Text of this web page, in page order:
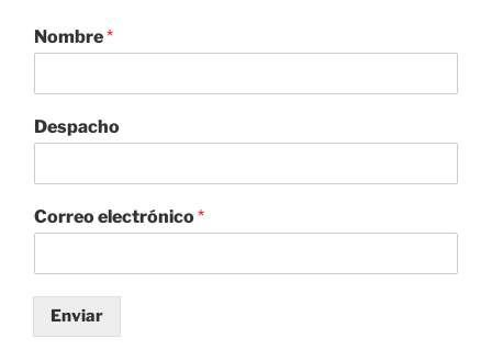
Nombre*
Despacho
Correo electrónico*
Enviar